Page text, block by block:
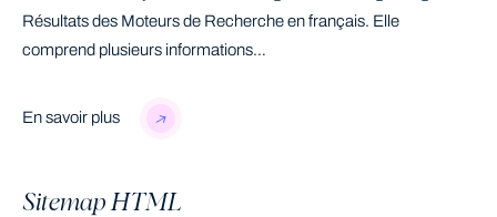
Résultats des Moteurs de Recherche en français. Elle
comprend plusieurs informations…
En savoir plus
Sitemap HTML